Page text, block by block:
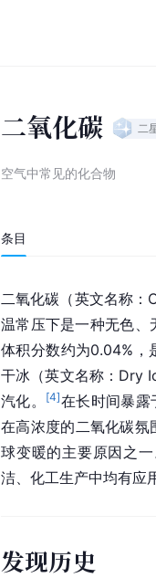
二氧化碳 二
空气中常见的化合物
条目
二氧化碳 （英文名称：
温常压下是一种无色
体积分数约为0.04%，
干冰（英文名称：Dry
汽化。 [4]在长时间暴露
在高浓度的二氧化碳氛
球变暖的主要原因之
洁、化工生产中均有应
发现历史